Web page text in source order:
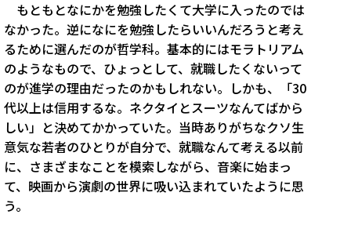
もともとなにかを勉強したくて大学に入ったのでは
なかった。逆になにを勉強したらいいんだろうと考え
るために選んだのが哲学科。基本的にはモラトリアム
のようなもので、ひょっとして、就職したくないって
のが進学の理由だったのかもしれない。しかも、「30
代以上は信用するな。ネクタイとスーツなんてばから
しい」と決めてかかっていた。当時ありがちなクソ生
意気な若者のひとりが自分で、就職なんて考える以前
に、さまざまなことを模索しながら、音楽に始まっ
て、映画から演劇の世界に吸い込まれていたように思
う。